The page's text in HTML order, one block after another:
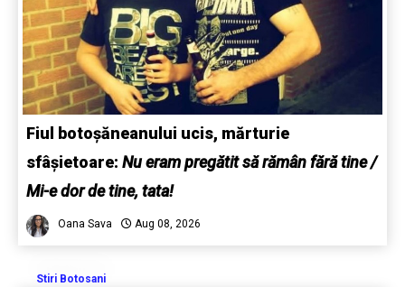
Fiul botoșăneanului ucis, mărturie
sfâșietoare: Nu eram pregătit să rămân fără tine /
Mi-e dor de tine, tata!
Oana Sava Aug 08, 2026
Stiri Botosani